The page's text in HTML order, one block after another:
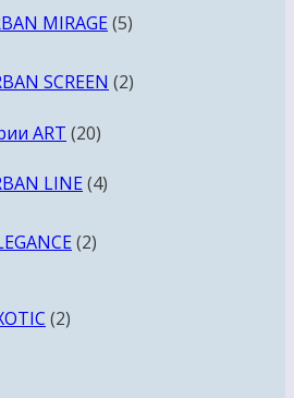
MIRAGE 55
SCREEN 22
ART 2020
LINE 44
22
2товара